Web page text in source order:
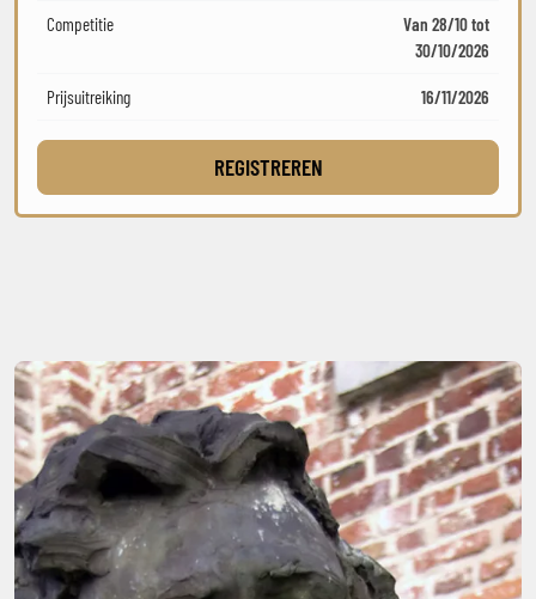
Competitie
Van 28/10 tot
30/10/2026
Prijsuitreiking 16/11/2026
REGISTREREN